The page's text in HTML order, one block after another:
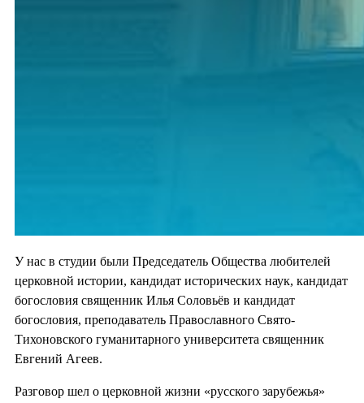
У нас в студии были Председатель Общества любителей
церковной истории, кандидат исторических наук, кандидат
богословия священник Илья Соловьёв и кандидат
богословия, преподаватель Православного Свято-
Тихоновского гуманитарного университета священник
Евгений Агеев.
Разговор шел о церковной жизни «русского зарубежья»